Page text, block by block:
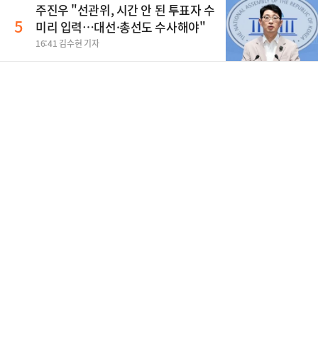
5
주진우 "선관위, 시간 안 된 투표자 수
미리 입력…대선·총선도 수사해야"
16:41 김수현 기자